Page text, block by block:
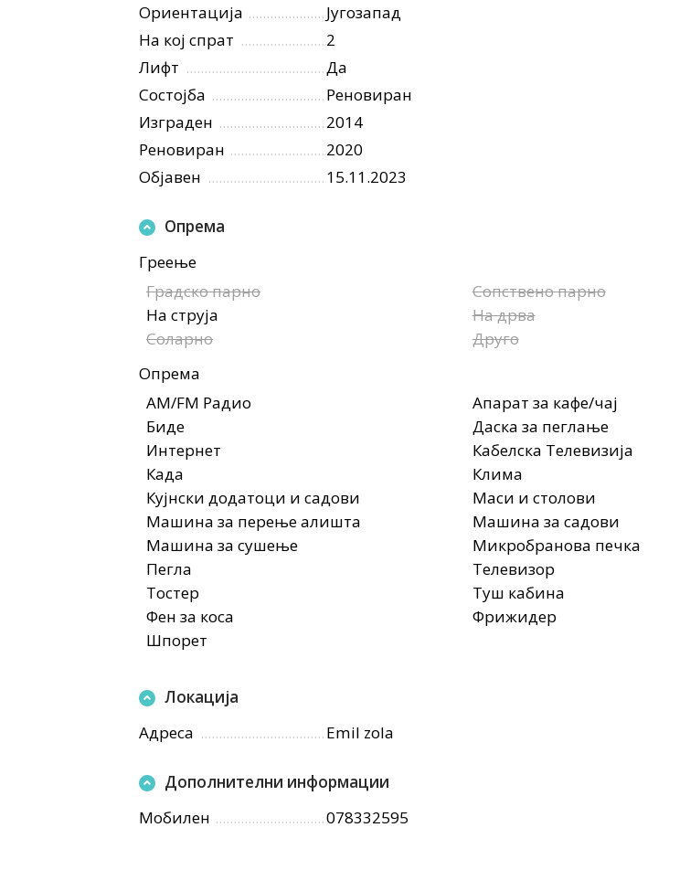
Ориентација
Југозапад
На кој спрат
2
Лифт
Да
Состојба
Реновиран
Изграден
2014
Реновиран
2020
Објавен
15.11.2023
Опрема
Греење
Градско парно
Сопствено парно
На струја
На дрва
Соларно
Друго
Опрема
AM/FM Радио
Апарат за кафе/чај
Биде
Даска за пеглање
Интернет
Кабелска Телевизија
Када
Клима
Кујнски додатоци и садови
Маси и столови
Машина за перење алишта
Машина за садови
Машина за сушење
Микробранова печка
Пегла
Телевизор
Тостер
Туш кабина
Фен за коса
Фрижидер
Шпорет
Локација
Адреса
Emil zola
Дополнителни информации
Мобилен
078332595